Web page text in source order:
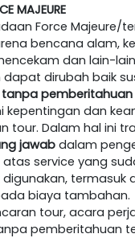
MAJEURE
Force Majeure/
bencana alam,
dan lain-
dapat dirubah baik
tanpa pemberitahuan
kepentingan dan
tour. Dalam hal ini
jawab dalam
service yang
termasuk
biaya tambahan.
tour, acara
pemberitahuan